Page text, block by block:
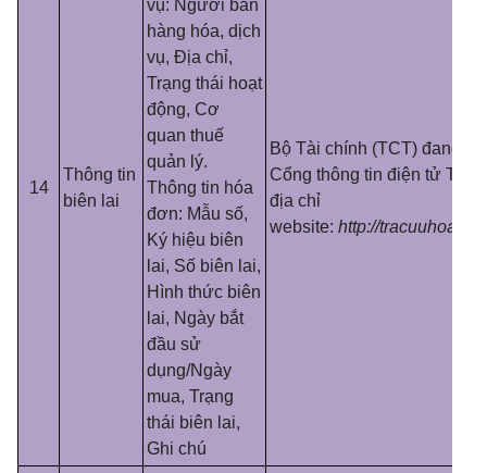
14
Thông tin
biên lai
vụ: Người bán
hàng hóa, dịch
vụ, Địa chỉ,
Trạng thái hoạt
động, Cơ
quan thuế
quản lý.
Thông tin hóa
đơn: Mẫu số,
Ký hiệu biên
lai, Số biên lai,
Hình thức biên
lai, Ngày bắt
đầu sử
dụng/Ngày
mua, Trạng
thái biên lai,
Ghi chú
Bộ Tài chính (TCT) đang
Cổng thông tin điện tử
địa chỉ
website: http://